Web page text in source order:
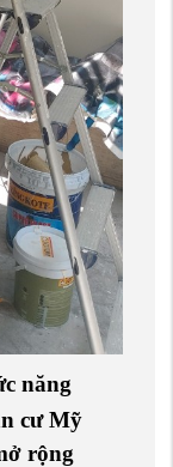
năng
cư Mỹ
rộng